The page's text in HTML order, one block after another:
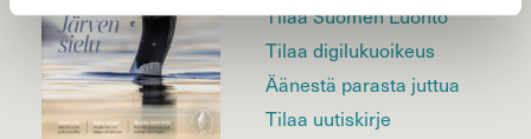
Tilaa Suomen Luonto
Tilaa digilukuoikeus
Äänestä parasta juttua
Tilaa uutiskirje